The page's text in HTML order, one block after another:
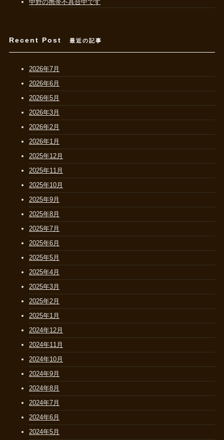
中野の携帯不具合中です
Recent Post 最近の記事
2026年7月
2026年6月
2026年5月
2026年3月
2026年2月
2026年1月
2025年12月
2025年11月
2025年10月
2025年9月
2025年8月
2025年7月
2025年6月
2025年5月
2025年4月
2025年3月
2025年2月
2025年1月
2024年12月
2024年11月
2024年10月
2024年9月
2024年8月
2024年7月
2024年6月
2024年5月